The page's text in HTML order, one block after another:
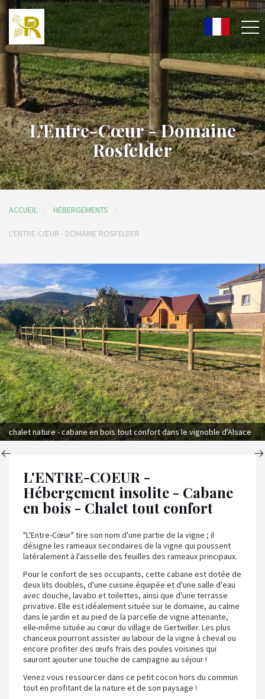
L'Entre-Cœur - Domaine
Rosfelder
ACCUEIL HÉBERGEMENTS
L'ENTRE-CŒUR - DOMAINE ROSFELDER
chalet nature - cabane en bois tout confort dans le vignoble d'Alsace
L'ENTRE-COEUR -
Hébergement insolite - Cabane
en bois - Chalet tout confort
"L'Entre-Cœur" tire son nom d'une partie de la vigne ; il
désigne les rameaux secondaires de la vigne qui poussent
latéralement à l'aisselle des feuilles des rameaux principaux.
Pour le confort de ses occupants, cette cabane est dotée de
deux lits doubles, d'une cuisine équipée et d'une salle d'eau
avec douche, lavabo et toilettes, ainsi que d'une terrasse
privative. Elle est idéalement située sur le domaine, au calme
dans le jardin et au pied de la parcelle de vigne attenante,
elle-même située au cœur du village de Gertwiller. Les plus
chanceux pourront assister au labour de la vigne à cheval ou
encore profiter des œufs frais des poules voisines qui
sauront ajouter une touche de campagne au séjour !
Venez vous ressourcer dans ce petit cocon hors du commun
tout en profitant de la nature et de son paysage !